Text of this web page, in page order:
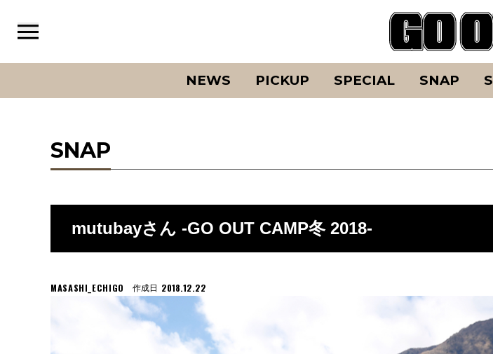
NEWS PICKUP SPECIAL SNAP
SNAP
mutubayさん -GO OUT CAMP冬 2018-
MASASHI_ECHIGO 作成日 2018.12.22